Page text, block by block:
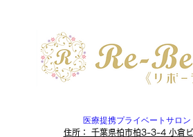
医療提携プライベートサロン
住所： 千葉県柏市柏3-3-4 小倉